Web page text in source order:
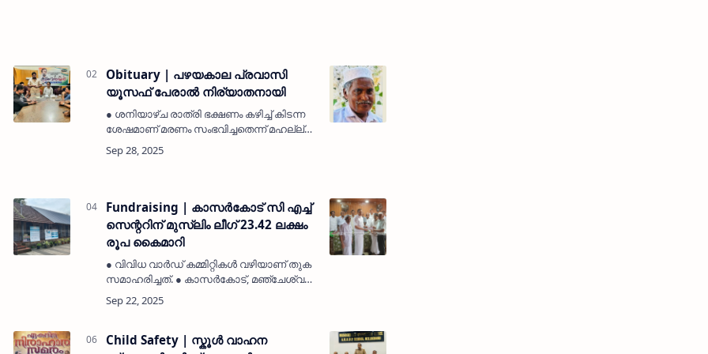
Obituary | പഴയകാല പ്രവാസി
യൂസഫ് പേരാൽ നിര്യാതനായി
● ശനിയാഴ്ച രാത്രി ഭക്ഷണം കഴിച്ച് കിടന്ന
ശേഷമാണ് മരണം സംഭവിച്ചതെന്ന് മഹല്ല്
നിവാസികൾ. ● ഭാര്യ മൈമൂന; ജാസ്മിൻ,
യസ്നാസ് എന്നിവർ മക്കളാണ്. ● മൃതദേഹം
Fundraising | കാസർകോട് സി എച്ച്
സെന്ററിന് മുസ്‌ലിം ലീഗ് 23.42 ലക്ഷം
രൂപ കൈമാറി
● വിവിധ വാർഡ് കമ്മിറ്റികൾ വഴിയാണ് തുക
സമാഹരിച്ചത്. ● കാസർകോട്, മഞ്ചേശ്വരം,
ഉദുമ നിയോജക മണ്ഡലങ്ങളിൽ നിന്നാണ്
ഫണ്ട് ശേഖരിച്ചത്. ● മുസ്‌ലിം ലീഗ് ജില്ലാ
Child Safety | സ്കൂൾ വാഹന